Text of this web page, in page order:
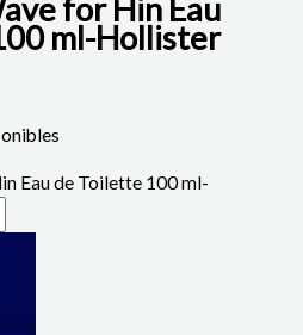
for Hin Eau
ml-Hollister
Eau de Toilette 100 ml-